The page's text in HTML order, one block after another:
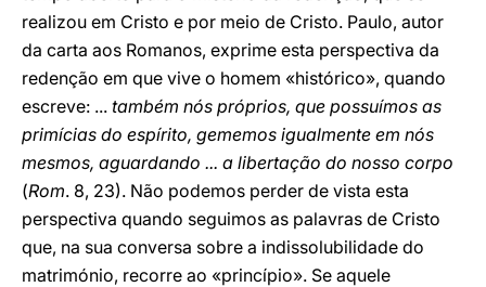
realizou em Cristo e por meio de Cristo. Paulo, autor
da carta aos Romanos, exprime esta perspectiva da
redenção em que vive o homem «histórico», quando
escreve: ... também nós próprios, que possuímos as
primícias do espírito, gememos igualmente em nós
mesmos, aguardando ... a libertação do nosso corpo
(Rom. 8, 23). Não podemos perder de vista esta
perspectiva quando seguimos as palavras de Cristo
que, na sua conversa sobre a indissolubilidade do
matrimónio, recorre ao «princípio». Se aquele